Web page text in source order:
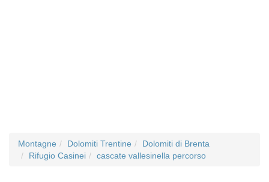
Montagne Dolomiti Trentine
Dolomiti di Brenta
Rifugio Casinei
cascate vallesinella percorso